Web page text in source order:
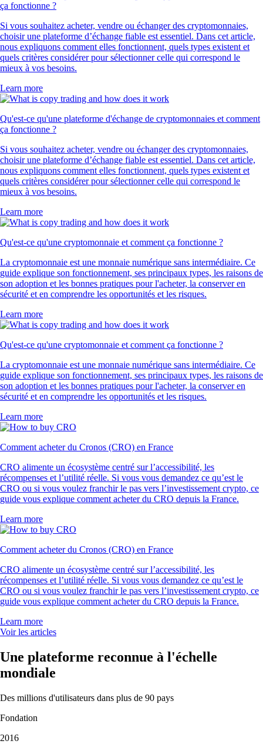
ça fonctionne ?
Si vous souhaitez acheter, vendre ou échanger des cryptomonnaies,
choisir une plateforme d’échange fiable est essentiel. Dans cet article,
nous expliquons comment elles fonctionnent, quels types existent et
quels critères considérer pour sélectionner celle qui correspond le
mieux à vos besoins.
Learn more
Qu'est-ce qu'une plateforme d'échange de cryptomonnaies et comment
ça fonctionne ?
Si vous souhaitez acheter, vendre ou échanger des cryptomonnaies,
choisir une plateforme d’échange fiable est essentiel. Dans cet article,
nous expliquons comment elles fonctionnent, quels types existent et
quels critères considérer pour sélectionner celle qui correspond le
mieux à vos besoins.
Learn more
Qu'est-ce qu'une cryptomonnaie et comment ça fonctionne ?
La cryptomonnaie est une monnaie numérique sans intermédiaire. Ce
guide explique son fonctionnement, ses principaux types, les raisons de
son adoption et les bonnes pratiques pour l'acheter, la conserver en
sécurité et en comprendre les opportunités et les risques.
Learn more
Qu'est-ce qu'une cryptomonnaie et comment ça fonctionne ?
La cryptomonnaie est une monnaie numérique sans intermédiaire. Ce
guide explique son fonctionnement, ses principaux types, les raisons de
son adoption et les bonnes pratiques pour l'acheter, la conserver en
sécurité et en comprendre les opportunités et les risques.
Learn more
Comment acheter du Cronos (CRO) en France
CRO alimente un écosystème centré sur l’accessibilité, les
récompenses et l’utilité réelle. Si vous vous demandez ce qu’est le
CRO ou si vous voulez franchir le pas vers l’investissement crypto, ce
guide vous explique comment acheter du CRO depuis la France.
Learn more
Comment acheter du Cronos (CRO) en France
CRO alimente un écosystème centré sur l’accessibilité, les
récompenses et l’utilité réelle. Si vous vous demandez ce qu’est le
CRO ou si vous voulez franchir le pas vers l’investissement crypto, ce
guide vous explique comment acheter du CRO depuis la France.
Learn more
Voir les articles
Une plateforme reconnue à l'échelle
mondiale
Des millions d'utilisateurs dans plus de 90 pays
Fondation
2016